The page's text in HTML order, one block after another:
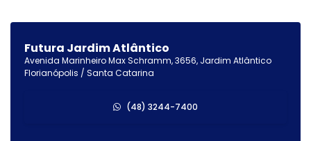
Futura Jardim Atlântico
Avenida Marinheiro Max Schramm, 3656, Jardim Atlântico
Florianópolis / Santa Catarina
(48) 3244-7400